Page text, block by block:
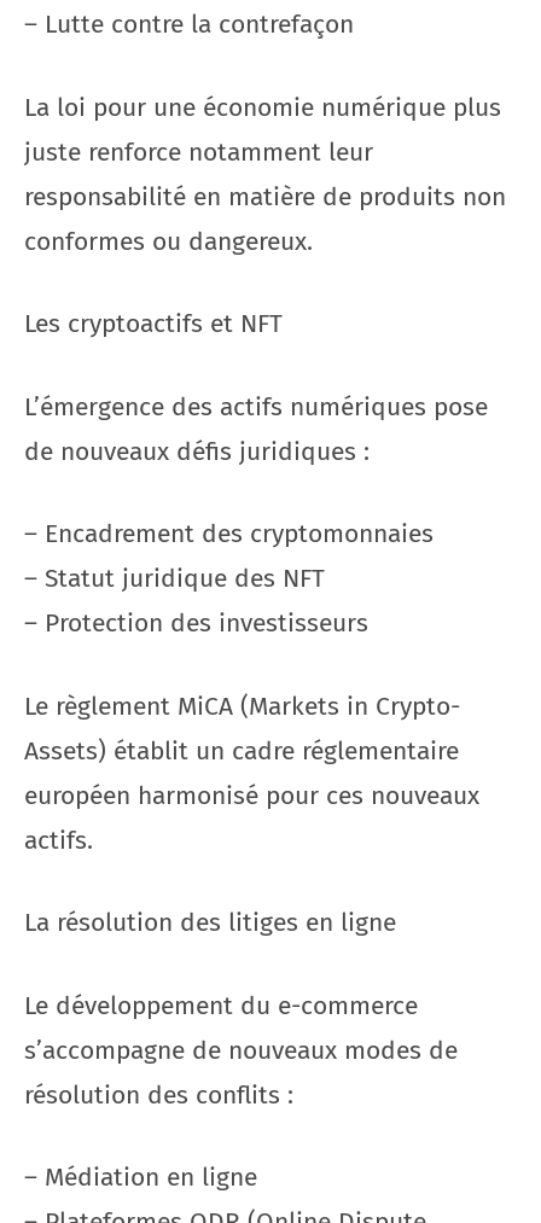
– Lutte contre la contrefaçon
La loi pour une économie numérique plus
juste renforce notamment leur
responsabilité en matière de produits non
conformes ou dangereux.
Les cryptoactifs et NFT
L’émergence des actifs numériques pose
de nouveaux défis juridiques :
– Encadrement des cryptomonnaies
– Statut juridique des NFT
– Protection des investisseurs
Le règlement MiCA (Markets in Crypto-
Assets) établit un cadre réglementaire
européen harmonisé pour ces nouveaux
actifs.
La résolution des litiges en ligne
Le développement du e-commerce
s’accompagne de nouveaux modes de
résolution des conflits :
– Médiation en ligne